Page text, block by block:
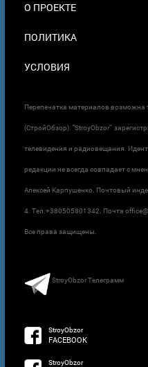
О ПРОЕКТЕ
ПОЛИТИКА
УСЛОВИЯ
Перепечатка материалов возможна
(СтройОбзор). "StroyObzor"
телевидения и радиовещания.
редакции не всегда совпадает с
Алексей Карпушенко. Почтовый
4. Тел.+380505801342. Почта
Все права защищены.
StroyObzor Телеграмм
StroyObzor
FACEBOOK
StroyObzor